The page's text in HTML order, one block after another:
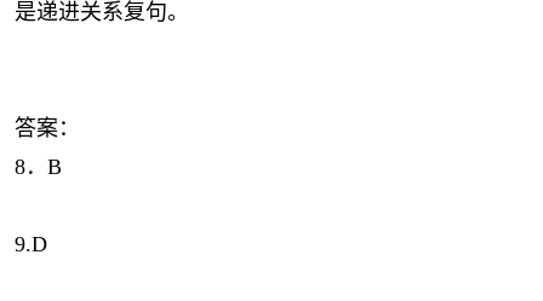
是递进关系复句。
答案：
8．B
9.D